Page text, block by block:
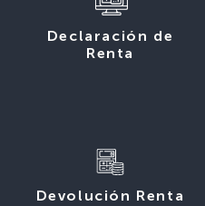
Declaración de
Renta
Devolución Renta